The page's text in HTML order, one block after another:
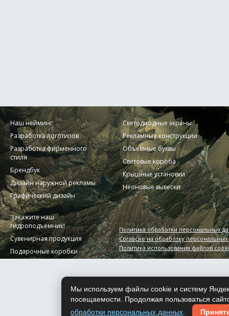
Наш нейминг
Разработка логотипов
Разработка фирменного
стиля
Брендбук
Дизайн наружной рекламы
Графический дизайн
Светодиодные экраны
Рекламные конструкции
Объемные буквы
Световые короба
Крышные установки
Неоновые вывески
Закажите наш
гидроподъемник!
Сувенирная продукция
Подарочные коробки
Политика обработки персональных
Согласие на обработку
Политика использования файлов
Мы используем файлы cookie и систему
посещаемости. Продолжая пользоваться
обработки персональных данных